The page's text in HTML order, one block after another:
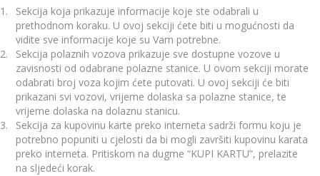
Sekcija koja prikazuje informacije koje ste odabrali u
prethodnom koraku. U ovoj sekciji ćete biti u mogućnosti da
vidite sve informacije koje su Vam potrebne.
Sekcija polaznih vozova prikazuje sve dostupne vozove u
zavisnosti od odabrane polazne stanice. U ovom sekciji morate
odabrati broj voza kojim ćete putovati. U ovoj sekciji će biti
prikazani svi vozovi, vrijeme dolaska sa polazne stanice, te
vrijeme dolaska na dolaznu stanicu.
Sekcija za kupovinu karte preko interneta sadrži formu koju je
potrebno popuniti u cjelosti da bi mogli završiti kupovinu karata
preko interneta. Pritiskom na dugme “KUPI KARTU”, prelazite
na sljedeći korak.